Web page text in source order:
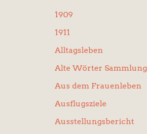
1909
1911
Alltagsleben
Alte Wörter Sammlung
Aus dem Frauenleben
Ausflugsziele
Ausstellungsbericht